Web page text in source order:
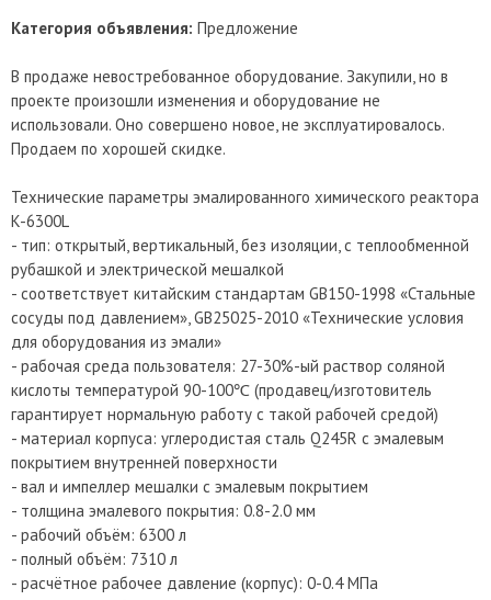
Категория объявления: Предложение
В продаже невостребованное оборудование. Закупили, но в
проекте произошли изменения и оборудование не
использовали. Оно совершено новое, не эксплуатировалось.
Продаем по хорошей скидке.
Технические параметры эмалированного химического реактора
K-6300L
- тип: открытый, вертикальный, без изоляции, с теплообменной
рубашкой и электрической мешалкой
- соответствует китайским стандартам GB150-1998 «Стальные
сосуды под давлением», GB25025-2010 «Технические условия
для оборудования из эмали»
- рабочая среда пользователя: 27-30%-ый раствор соляной
кислоты температурой 90-100℃ (продавец/изготовитель
гарантирует нормальную работу с такой рабочей средой)
- материал корпуса: углеродистая сталь Q245R с эмалевым
покрытием внутренней поверхности
- вал и импеллер мешалки с эмалевым покрытием
- толщина эмалевого покрытия: 0.8-2.0 мм
- рабочий объём: 6300 л
- полный объём: 7310 л
- расчётное рабочее давление (корпус): 0-0.4 МПа
Отмена Отправить сообщение